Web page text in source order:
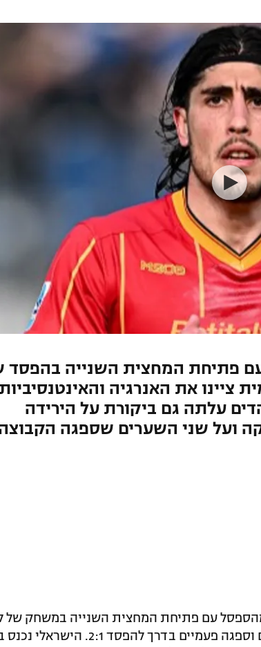
אביב
שבע
ליגה סינית
ליגה ברזילאית
ליגות נוספות
פתיחת המחצית השנייה בהפסד
ציינו את האנרגיה והאינטנסיביות
עלתה גם ביקורת על הירידה
ועל שני השערים שספגה
עם פתיחת המחצית השנייה במשחק של
מול נאפולי, אך קבוצתו איבדה יתרון מוקדם וספגה פעמיים בדרך להפסד